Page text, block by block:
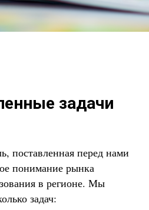
задачи
поставленная перед нами
понимание рынка
в регионе. Мы
задач: